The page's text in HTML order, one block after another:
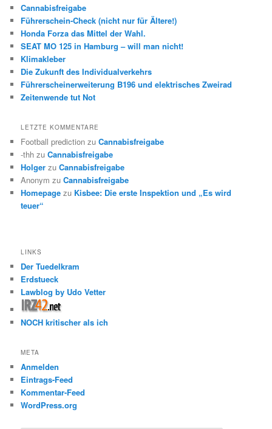
Cannabisfreigabe
Führerschein-Check (nicht nur für Ältere!)
Honda Forza das Mittel der Wahl.
SEAT MO 125 in Hamburg – will man nicht!
Klimakleber
Die Zukunft des Individualverkehrs
Führerscheinerweiterung B196 und elektrisches Zweirad
Zeitenwende tut Not
LETZTE KOMMENTARE
Football prediction zuCannabisfreigabe
-thh zuCannabisfreigabe
Holger zuCannabisfreigabe
Anonym zuCannabisfreigabe
Homepage zu Kisbee: Die erste Inspektion und „Es wird
teuer“
LINKS
Der Tuedelkram
Erdstueck
Lawblog by Udo Vetter
NOCH kritischer als ich
META
Anmelden
Eintrags-Feed
Kommentar-Feed
WordPress.org